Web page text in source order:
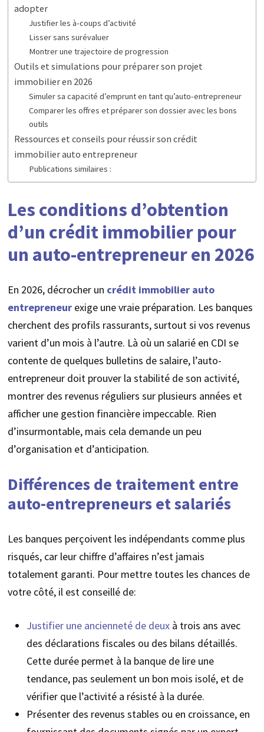
adopter
Justifier les à-coups d’activité
Lisser sans surévaluer
Montrer une trajectoire de progression
Outils et simulations pour préparer son projet
immobilier en 2026
Simuler sa capacité d’emprunt en tant qu’auto-entrepreneur
Comparer les offres et préparer son dossier avec les bons
outils
Ressources et conseils pour réussir son crédit
immobilier auto entrepreneur
Publications similaires :
Les conditions d’obtention
d’un crédit immobilier pour
un auto-entrepreneur en 2026
En 2026, décrocher un crédit immobilier auto
entrepreneurexige une vraie préparation. Les banques
cherchent des profils rassurants, surtout si vos revenus
varient d’un mois à l’autre. Là où un salarié en CDI se
contente de quelques bulletins de salaire, l’auto-
entrepreneur doit prouver la stabilité de son activité,
montrer des revenus réguliers sur plusieurs années et
afficher une gestion financière impeccable. Rien
d’insurmontable, mais cela demande un peu
d’organisation et d’anticipation.
Différences de traitement entre
auto-entrepreneurs et salariés
Les banques perçoivent les indépendants comme plus
risqués, car leur chiffre d’affaires n’est jamais
totalement garanti. Pour mettre toutes les chances de
votre côté, il est conseillé de:
Justifier une ancienneté de deuxà trois ans avec
des déclarations fiscales ou des bilans détaillés.
Cette durée permet à la banque de lire une
tendance, pas seulement un bon mois isolé, et de
vérifier que l’activité a résisté à la durée.
Présenter des revenus stables ou en croissance, en